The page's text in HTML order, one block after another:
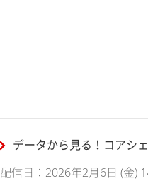
データから見る！コアシ
配信日：2026年2月6日 (金)